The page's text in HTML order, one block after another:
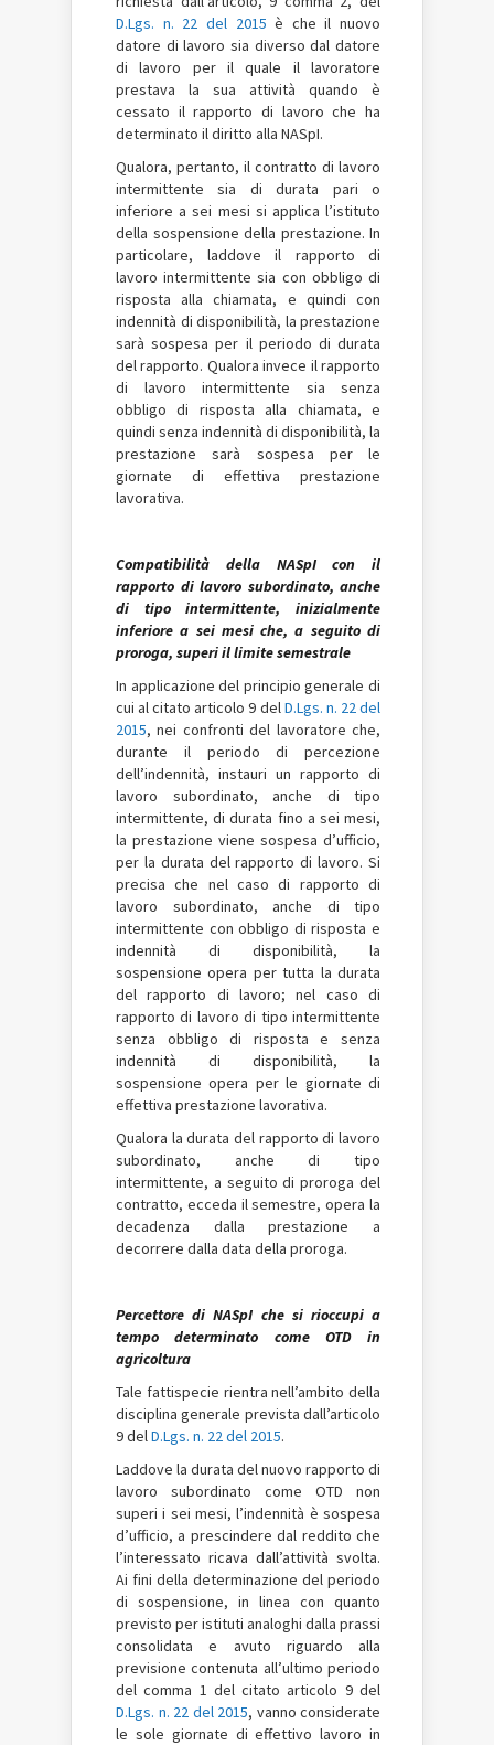
D.Lgs. n. 22 del 2015 è che il nuovo
datore di lavoro sia diverso dal datore
di lavoro per il quale il lavoratore
prestava la sua attività quando è
cessato il rapporto di lavoro che ha
determinato il diritto alla NASpI.
Qualora, pertanto, il contratto di lavoro
intermittente sia di durata pari o
inferiore a sei mesi si applica l’istituto
della sospensione della prestazione. In
particolare, laddove il rapporto di
lavoro intermittente sia con obbligo di
risposta alla chiamata, e quindi con
indennità di disponibilità, la prestazione
sarà sospesa per il periodo di durata
del rapporto. Qualora invece il rapporto
di lavoro intermittente sia senza
obbligo di risposta alla chiamata, e
quindi senza indennità di disponibilità, la
prestazione sarà sospesa per le
giornate di effettiva prestazione
lavorativa.
Compatibilità della NASpI con il
rapporto di lavoro subordinato, anche
di tipo intermittente, inizialmente
inferiore a sei mesi che, a seguito di
proroga, superi il limite semestrale
In applicazione del principio generale di
cui al citato articolo 9 delD.Lgs. n. 22 del
2015, nei confronti del lavoratore che,
durante il periodo di percezione
dell’indennità, instauri un rapporto di
lavoro subordinato, anche di tipo
intermittente, di durata fino a sei mesi,
la prestazione viene sospesa d’ufficio,
per la durata del rapporto di lavoro. Si
precisa che nel caso di rapporto di
lavoro subordinato, anche di tipo
intermittente con obbligo di risposta e
indennità di disponibilità, la
sospensione opera per tutta la durata
del rapporto di lavoro; nel caso di
rapporto di lavoro di tipo intermittente
senza obbligo di risposta e senza
indennità di disponibilità, la
sospensione opera per le giornate di
effettiva prestazione lavorativa.
Qualora la durata del rapporto di lavoro
subordinato, anche di tipo
intermittente, a seguito di proroga del
contratto, ecceda il semestre, opera la
decadenza dalla prestazione a
decorrere dalla data della proroga.
Percettore di NASpI che si rioccupi a
tempo determinato come OTD in
agricoltura
Tale fattispecie rientra nell’ambito della
disciplina generale prevista dall’articolo
9 delD.Lgs. n. 22 del 2015.
Laddove la durata del nuovo rapporto di
lavoro subordinato come OTD non
superi i sei mesi, l’indennità è sospesa
d’ufficio, a prescindere dal reddito che
l’interessato ricava dall’attività svolta.
Ai fini della determinazione del periodo
di sospensione, in linea con quanto
previsto per istituti analoghi dalla prassi
consolidata e avuto riguardo alla
previsione contenuta all’ultimo periodo
del comma 1 del citato articolo 9 del
D.Lgs. n. 22 del 2015, vanno considerate
le sole giornate di effettivo lavoro in